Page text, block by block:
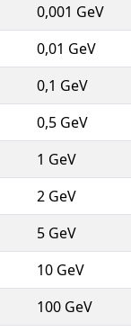
0,001 GeV
0,01 GeV
0,1 GeV
0,5 GeV
1 GeV
2 GeV
5 GeV
10 GeV
100 GeV